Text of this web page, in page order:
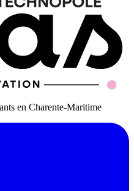
en Charente-Maritime